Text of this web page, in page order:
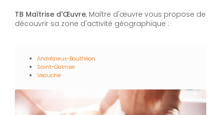
TB Maîtrise d'Œuvre, Maître d'œuvre vous propose de
découvrir sa zone d'activité géographique :
Andrézieux-Bouthéon
Saint-Galmier
Veauche